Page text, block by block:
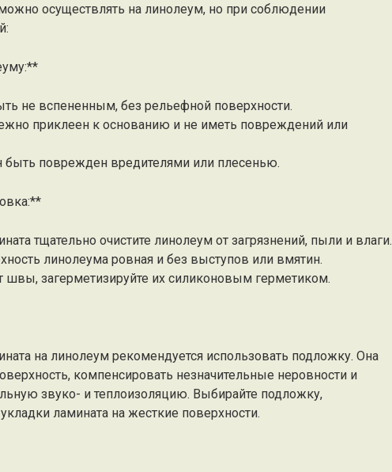
осуществлять на линолеум, но при соблюдении
не вспененным, без рельефной поверхности.
приклеен к основанию и не иметь повреждений или
поврежден вредителями или плесенью.
тщательно очистите линолеум от загрязнений, пыли и влаги.
линолеума ровная и без выступов или вмятин.
швы, загерметизируйте их силиконовым герметиком.
на линолеум рекомендуется использовать подложку. Она
компенсировать незначительные неровности и
звуко- и теплоизоляцию. Выбирайте подложку,
ламината на жесткие поверхности.